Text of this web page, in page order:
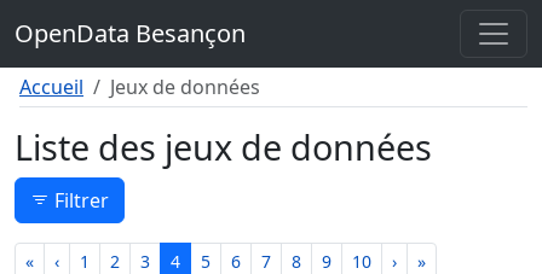
Menu
Pied de page
OpenData Besançon
Accueil Jeux de données
Liste des jeux de données
Filtrer
« ‹ 1 2 3 4 5 6 7 8 9 10 › »